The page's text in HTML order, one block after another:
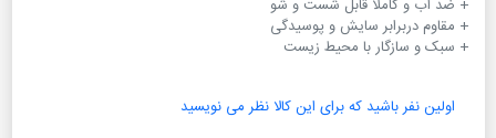
+ سبک و سازگار با محیط زیست
اولین نفر باشید که برای این کالا نظر می نویسید